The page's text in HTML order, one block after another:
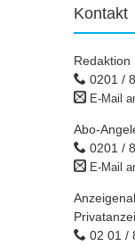
Kontakt
Redaktion
0201 /
E-Mail
Abo-
0201 /
E-Mail
02 01 /